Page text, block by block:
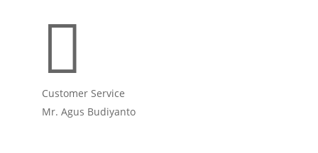

Customer Service
Mr. Agus Budiyanto